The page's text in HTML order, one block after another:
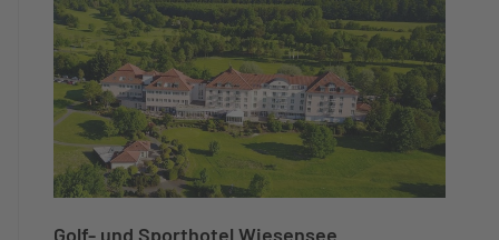
Golf- und Sporthotel Wiesensee